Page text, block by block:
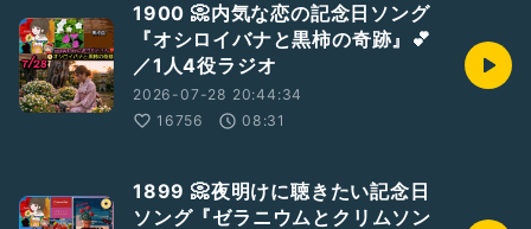
1900 📀内気な恋の記念日ソング
『オシロイバナと黒柿の奇跡』💕
／1人4役ラジオ
2026-07-28 20:44:34
16756
08:31
1899 📀夜明けに聴きたい記念日
ソング『ゼラニウムとクリムソン